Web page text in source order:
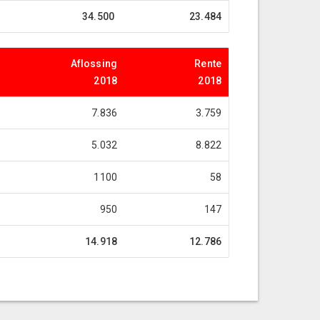
34.500 23.484
Aflossing
2018
Rente
2018
7.836 3.759
5.032 8.822
1100 58
950 147
14.918 12.786